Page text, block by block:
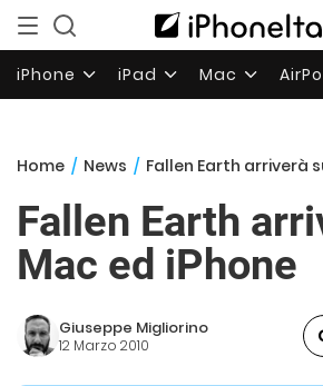
iPhone iPad Mac
Home / News / Fallen Earth arriverà
Fallen Earth
Mac ed iPhone
Giuseppe Migliorino
12 Marzo 2010